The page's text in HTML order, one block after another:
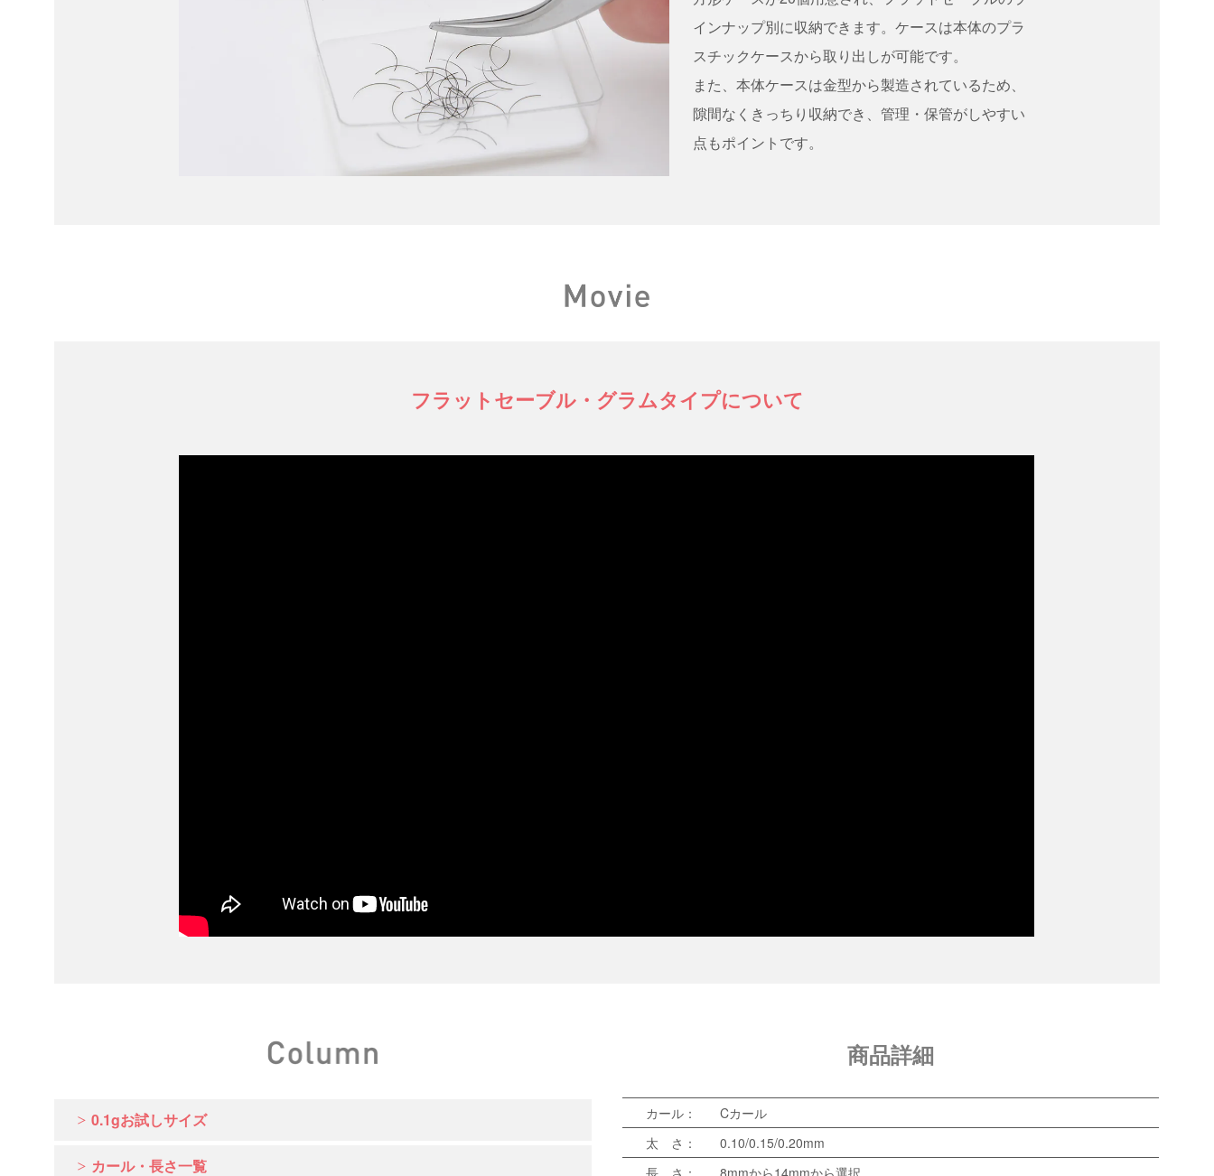
インナップ別に収納できます。ケースは本体のプラ
スチックケースから取り出しが可能です。
また、本体ケースは金型から製造されているため、
隙間なくきっちり収納でき、管理・保管がしやすい
点もポイントです。
フラットセーブル・グラムタイプについて
0.1gお試しサイズ
カール・長さ一覧
商品詳細
カール：
Cカール
太 さ：
0.10/0.15/0.20mm